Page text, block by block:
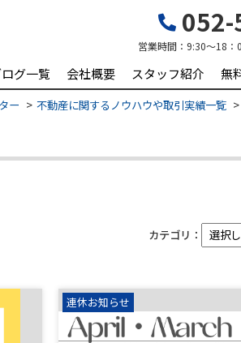
営業時間： 9:30～18：
グ一覧 会社概要 スタッフ紹介 無
ー 不動産に関するノウハウや取引実績一覧
カテゴリ：
連休お知らせ